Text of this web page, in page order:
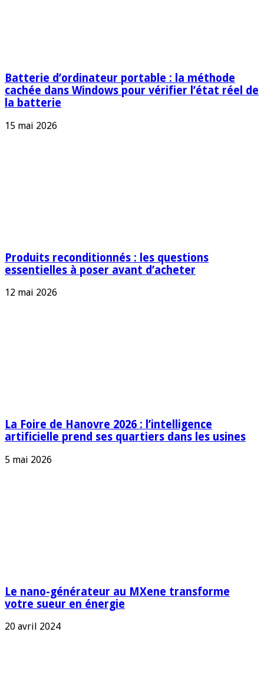
Batterie d’ordinateur portable : la méthode
cachée dans Windows pour vérifier l’état réel de
la batterie
15 mai 2026
Produits reconditionnés : les questions
essentielles à poser avant d’acheter
12 mai 2026
La Foire de Hanovre 2026 : l’intelligence
artificielle prend ses quartiers dans les usines
5 mai 2026
Le nano-générateur au MXene transforme
votre sueur en énergie
20 avril 2024